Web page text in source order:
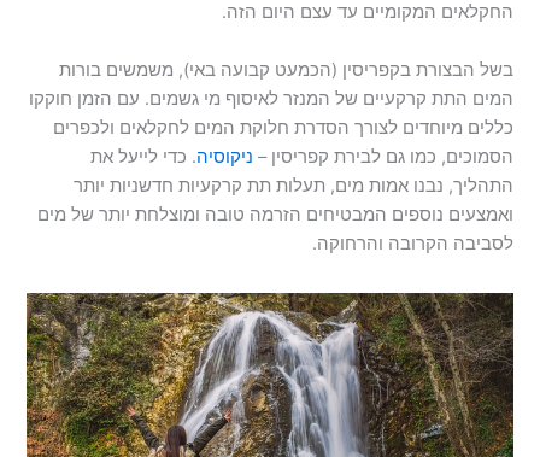
החקלאים המקומיים עד עצם היום הזה.
בשל הבצורת בקפריסין (הכמעט קבועה באי), משמשים בורות
המים התת קרקעיים של המנזר לאיסוף מי גשמים. עם הזמן חוקקו
כללים מיוחדים לצורך הסדרת חלוקת המים לחקלאים ולכפרים
הסמוכים, כמו גם לבירת קפריסין – ניקוסיה. כדי לייעל את
התהליך, נבנו אמות מים, תעלות תת קרקעיות חדשניות יותר
ואמצעים נוספים המבטיחים הזרמה טובה ומוצלחת יותר של מים
לסביבה הקרובה והרחוקה.